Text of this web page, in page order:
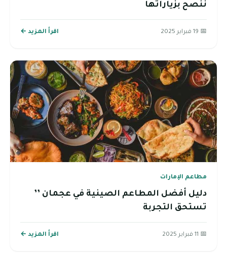
ننصح بزياراتها
📅 19 فبراير 2025 اقرأ المزيد ←
مطاعم الإمارات
دليل أفضل المطاعم الصينية في عجمان ’’
تستحق التجربة
📅 11 فبراير 2025 اقرأ المزيد ←